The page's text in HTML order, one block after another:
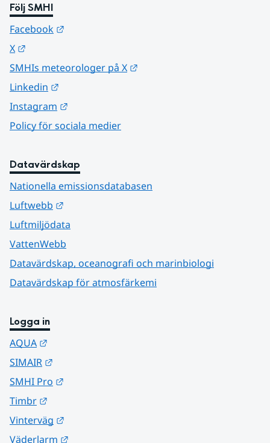
Följ SMHI
Facebook
X
SMHIs meteorologer på X
Linkedin
Instagram
Policy för sociala medier
Datavärdskap
Nationella emissionsdatabasen
Luftwebb
Luftmiljödata
VattenWebb
Datavärdskap, oceanografi och marinbiologi
Datavärdskap för atmosfärkemi
Logga in
AQUA
SIMAIR
SMHI Pro
Timbr
Vinterväg
Väderlarm